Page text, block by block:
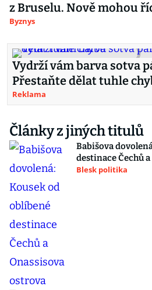
z Bruselu. Nově mohou
Byznys
Vydrží vám barva sotva
Přestaňte dělat tuhle
Reklama
Články z jiných titulů
Babišova
destinace Čechů
Blesk politika